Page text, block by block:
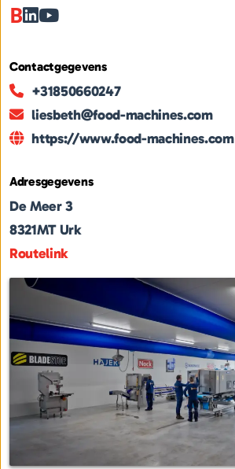
B
Contactgegevens
+31850660247
liesbeth@food-machines.com
https://www.food-machines.com
Adresgegevens
De Meer 3
8321MT Urk
Routelink